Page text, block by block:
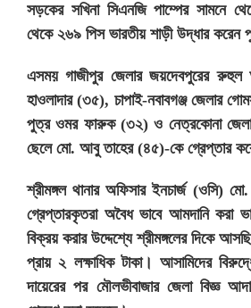
সড়কের সখিনা সিএনজি পাম্পের সামনে
থেকে ২৬৯ পিস ভারতীয় শাড়ী উদ্ধার করেন
এসময় গাজীপুর জেলার জয়দেবপুরের
হাওলাদার (৩৫), চাপাই-নবাবগঞ্জ জেলার
পুত্র ওমর ফারুক (৩২) ও নেত্রকোনা
ছেলে মো. আবু তাহের (৪৫)-কে গ্রেপ্তার
শ্রীমঙ্গল থানার অফিসার ইনচার্জ (ওসি)
গ্রেপ্তারকৃতরা অবৈধ ভাবে আমদানি করা
বিক্রয় করার উদ্দেশ্যে শ্রীমঙ্গলের দিকে
প্রায় ২ লক্ষাধিক টাকা। আসামিদের
দায়েরের পর মৌলভীবাজার জেলা বিজ্ঞ